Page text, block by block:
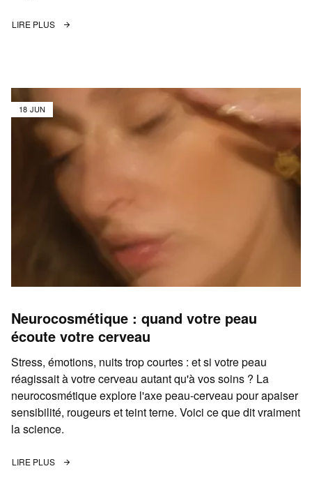
LIRE PLUS
18 JUN
Neurocosmétique : quand votre peau
écoute votre cerveau
Stress, émotions, nuits trop courtes : et si votre peau
réagissait à votre cerveau autant qu'à vos soins ? La
neurocosmétique explore l'axe peau-cerveau pour apaiser
sensibilité, rougeurs et teint terne. Voici ce que dit vraiment
la science.
LIRE PLUS